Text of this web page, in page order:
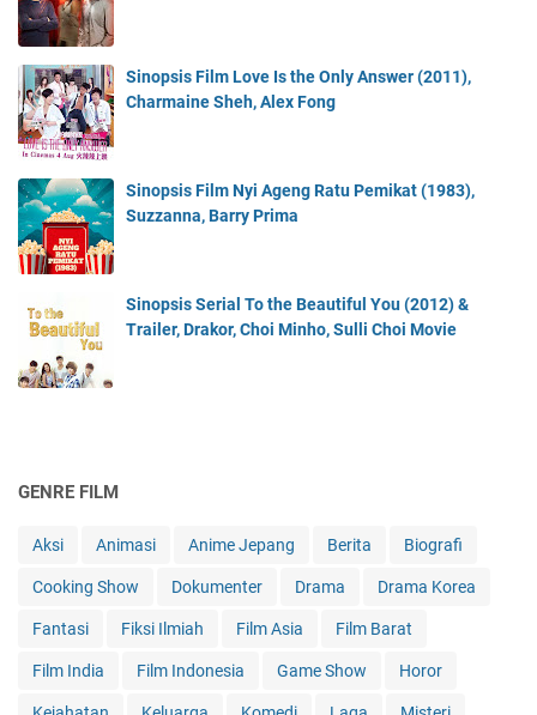
Sinopsis Film Love Is the Only Answer (2011),
Charmaine Sheh, Alex Fong
Sinopsis Film Nyi Ageng Ratu Pemikat (1983),
Suzzanna, Barry Prima
Sinopsis Serial To the Beautiful You (2012) &
Trailer, Drakor, Choi Minho, Sulli Choi Movie
GENRE FILM
Aksi Animasi Anime Jepang Berita Biografi
Cooking Show Dokumenter Drama Drama Korea
Fantasi Fiksi Ilmiah Film Asia Film Barat
Film India Film Indonesia Game Show Horor